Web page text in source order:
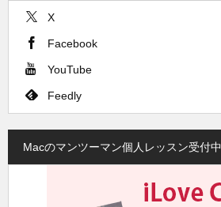
X
Facebook
YouTube
Feedly
Macのマンツーマン個人レッスン受付中